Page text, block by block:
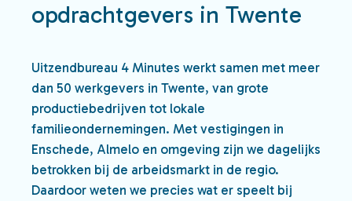
opdrachtgevers in Twente
Uitzendbureau 4 Minutes werkt samen met meer
dan 50 werkgevers in Twente, van grote
productiebedrijven tot lokale
familieondernemingen. Met vestigingen in
Enschede, Almelo en omgeving zijn we dagelijks
betrokken bij de arbeidsmarkt in de regio.
Daardoor weten we precies wat er speelt bij